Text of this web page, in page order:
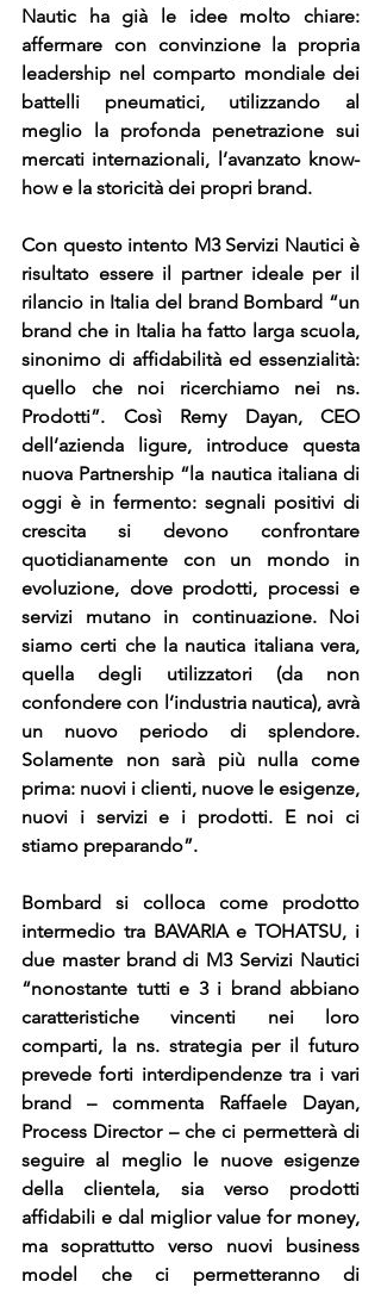
Nautic ha già le idee molto chiare:
affermare con convinzione la propria
leadership nel comparto mondiale dei
battelli pneumatici, utilizzando al
meglio la profonda penetrazione sui
mercati internazionali, l’avanzato know-
how e la storicità dei propri brand.
Con questo intento M3 Servizi Nautici è
risultato essere il partner ideale per il
rilancio in Italia del brand Bombard “un
brand che in Italia ha fatto larga scuola,
sinonimo di affidabilità ed essenzialità:
quello che noi ricerchiamo nei ns.
Prodotti”. Così Remy Dayan, CEO
dell’azienda ligure, introduce questa
nuova Partnership “la nautica italiana di
oggi è in fermento: segnali positivi di
crescita si devono confrontare
quotidianamente con un mondo in
evoluzione, dove prodotti, processi e
servizi mutano in continuazione. Noi
siamo certi che la nautica italiana vera,
quella degli utilizzatori (da non
confondere con l’industria nautica), avrà
un nuovo periodo di splendore.
Solamente non sarà più nulla come
prima: nuovi i clienti, nuove le esigenze,
nuovi i servizi e i prodotti. E noi ci
stiamo preparando”.
Bombard si colloca come prodotto
intermedio tra BAVARIA e TOHATSU, i
due master brand di M3 Servizi Nautici
“nonostante tutti e 3 i brand abbiano
caratteristiche vincenti nei loro
comparti, la ns. strategia per il futuro
prevede forti interdipendenze tra i vari
brand – commenta Raffaele Dayan,
Process Director – che ci permetterà di
seguire al meglio le nuove esigenze
della clientela, sia verso prodotti
affidabili e dal miglior value for money,
ma soprattutto verso nuovi business
model che ci permetteranno di